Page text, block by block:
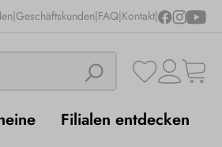
|Geschäftskunden|FAQ|Kontakt|
Filialen entdecken